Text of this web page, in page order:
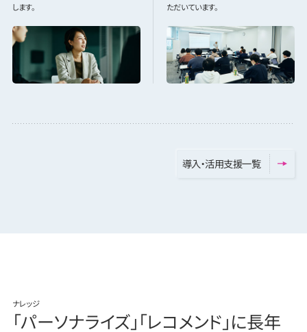
します。
ただいています。
導入・活用支援一覧
ナレッジ
「パーソナライズ」「レコメンド」に長年